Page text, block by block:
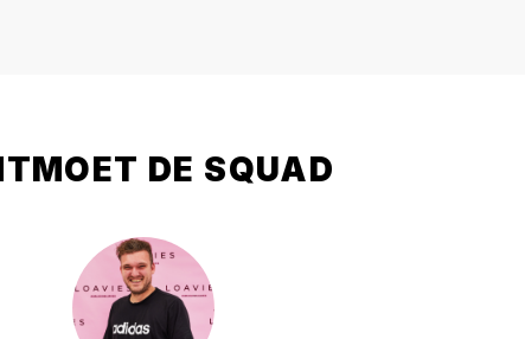
DE SQUAD